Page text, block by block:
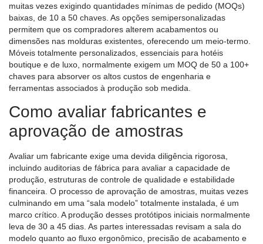
muitas vezes exigindo quantidades mínimas de pedido (MOQs)
baixas, de 10 a 50 chaves. As opções semipersonalizadas
permitem que os compradores alterem acabamentos ou
dimensões nas molduras existentes, oferecendo um meio-termo.
Móveis totalmente personalizados, essenciais para hotéis
boutique e de luxo, normalmente exigem um MOQ de 50 a 100+
chaves para absorver os altos custos de engenharia e
ferramentas associados à produção sob medida.
Como avaliar fabricantes e
aprovação de amostras
Avaliar um fabricante exige uma devida diligência rigorosa,
incluindo auditorias de fábrica para avaliar a capacidade de
produção, estruturas de controle de qualidade e estabilidade
financeira. O processo de aprovação de amostras, muitas vezes
culminando em uma “sala modelo” totalmente instalada, é um
marco crítico. A produção desses protótipos iniciais normalmente
leva de 30 a 45 dias. As partes interessadas revisam a sala do
modelo quanto ao fluxo ergonômico, precisão de acabamento e